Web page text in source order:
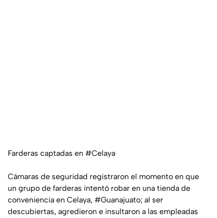
Farderas captadas en #Celaya
Cámaras de seguridad registraron el momento en que
un grupo de farderas intentó robar en una tienda de
conveniencia en Celaya, #Guanajuato; al ser
descubiertas, agredieron e insultaron a las empleadas